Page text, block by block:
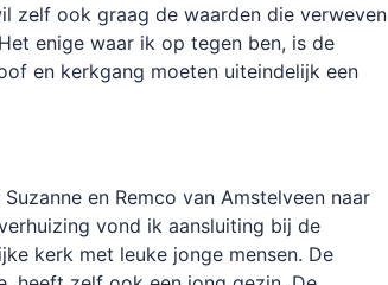
zelf ook graag de waarden die verweven
enige waar ik op tegen ben, is de
en kerkgang moeten uiteindelijk een
en Remco van Amstelveen naar
vond ik aansluiting bij de
kerk met leuke jonge mensen. De